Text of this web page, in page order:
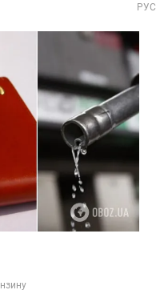
РУС